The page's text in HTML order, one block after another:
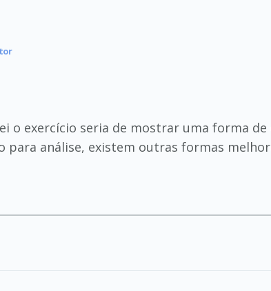
o exercício seria de mostrar uma forma
para análise, existem outras formas